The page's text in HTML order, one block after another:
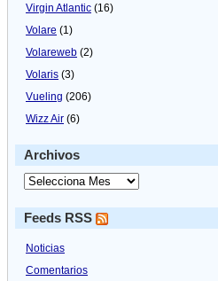
Virgin Atlantic (16)
Volare (1)
Volareweb (2)
Volaris (3)
Vueling (206)
Wizz Air (6)
Archivos
Feeds RSS
Noticias
Comentarios